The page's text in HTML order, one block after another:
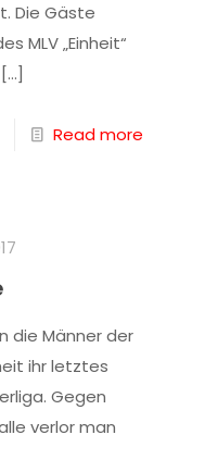
Die Gäste
MLV „Einheit“
[…]
Read more
die Männer der
ihr letztes
Gegen
verlor man